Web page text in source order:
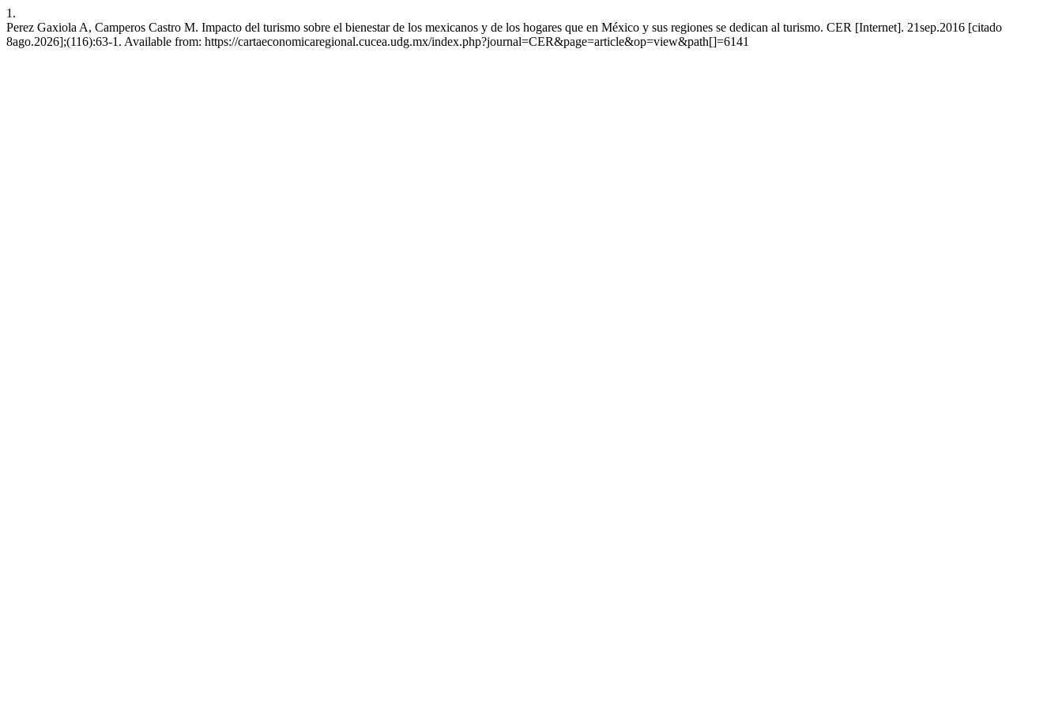
1.
Perez Gaxiola A, Camperos Castro M. Impacto del turismo sobre el bienestar de los mexicanos y de los hogares que en México y sus regiones se dedican al turismo. CER [Internet]. 21sep.2016 [citado
8ago.2026];(116):63-1. Available from: https://cartaeconomicaregional.cucea.udg.mx/index.php?journal=CER&page=article&op=view&path[]=6141